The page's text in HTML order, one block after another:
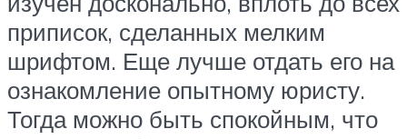
приписок, сделанных мелким
шрифтом. Еще лучше отдать его на
ознакомление опытному юристу.
Тогда можно быть спокойным, что